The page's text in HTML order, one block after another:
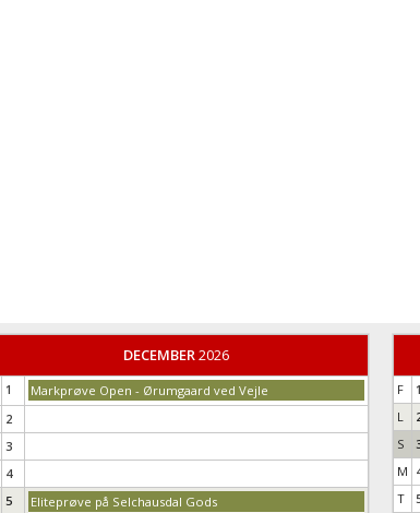
DECEMBER 2026
1
Markprøve Open - Ørumgaard ved Vejle
2
3
4
5
Eliteprøve på Selchausdal Gods
F
1
L
S
M
T